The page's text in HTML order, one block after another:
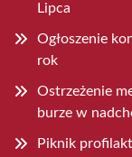
Lipca
Ogłoszenie
rok
Ostrzeżenie
burze w
Piknik